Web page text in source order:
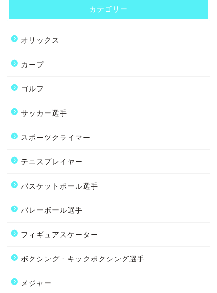
カテゴリー
オリックス
カープ
ゴルフ
サッカー選手
スポーツクライマー
テニスプレイヤー
バスケットボール選手
バレーボール選手
フィギュアスケーター
ボクシング・キックボクシング選手
メジャー